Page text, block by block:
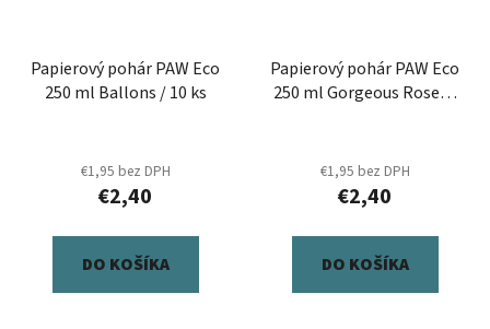
Papierový pohár PAW Eco
250 ml Ballons / 10 ks
€1,95 bez DPH
€2,40
DO KOŠÍKA
Papierový pohár PAW Eco
250 ml Gorgeous Roses /
€1,95 bez DPH
€2,40
DO KOŠÍKA